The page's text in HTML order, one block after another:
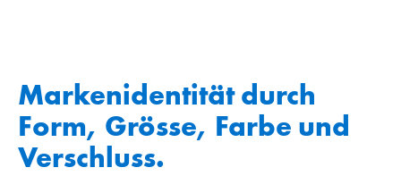
Markenidentität durch
Form, Grösse, Farbe und
Verschluss.